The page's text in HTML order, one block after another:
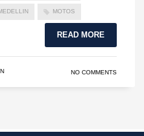
MOTOS
READ MORE
NO COMMENTS